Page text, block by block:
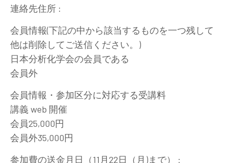
連絡先住所 :
会員情報(下記の中から該当するものを一つ残して
他は削除してご送信ください。)
日本分析化学会の会員である
会員外
会員情報・参加区分に対応する受講料
講義 web 開催
会員25,000円
会員外35,000円
参加費の送金月日（11月22日（月)まで） :